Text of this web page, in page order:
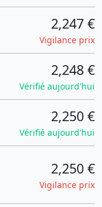
2,247 €
Vigilance prix
2,248 €
Vérifié aujourd'hui
2,250 €
Vérifié aujourd'hui
2,250 €
Vigilance prix